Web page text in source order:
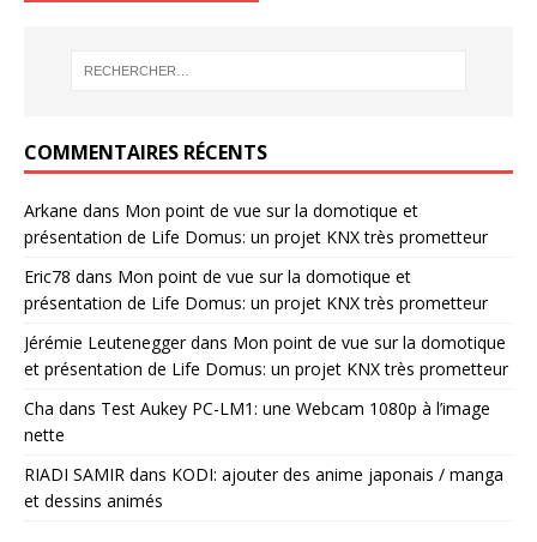
COMMENTAIRES RÉCENTS
Arkane dans Mon point de vue sur la domotique et
présentation de Life Domus: un projet KNX très prometteur
Eric78 dans Mon point de vue sur la domotique et
présentation de Life Domus: un projet KNX très prometteur
Jérémie Leuteneggerdans Mon point de vue sur la domotique
et présentation de Life Domus: un projet KNX très prometteur
Cha dans Test Aukey PC-LM1: une Webcam 1080p à l’image
nette
RIADI SAMIR dans KODI: ajouter des anime japonais / manga
et dessins animés